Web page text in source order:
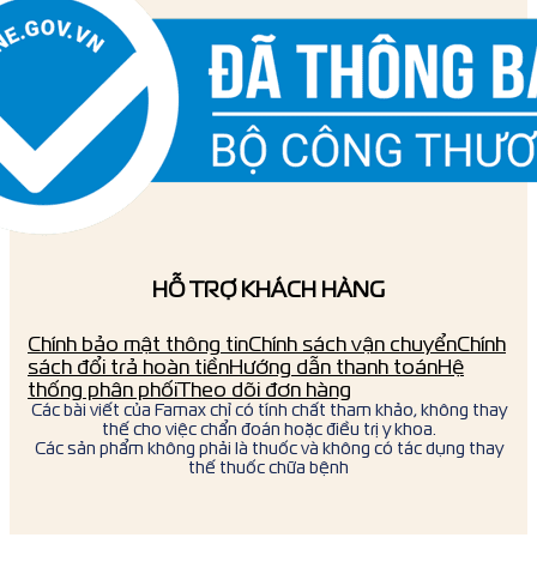
HỖ TRỢ KHÁCH HÀNG
Chính bảo mật thông tinChính sách vận chuyểnChính
sách đổi trả hoàn tiềnHướng dẫn thanh toánHệ
thống phân phốiTheo dõi đơn hàng
Các bài viết của Famax chỉ có tính chất tham khảo, không thay
thế cho việc chẩn đoán hoặc điều trị y khoa.
Các sản phẩm không phải là thuốc và không có tác dụng thay
thế thuốc chữa bệnh